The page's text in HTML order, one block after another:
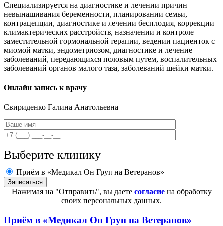
Специализируется на диагностике и лечении причин
невынашивания беременности, планировании семьи,
контрацепции, диагностике и лечении бесплодия, коррекции
климактерических расстройств, назначении и контроле
заместительной гормональной терапии, ведении пациенток с
миомой матки, эндометриозом, диагностике и лечение
заболеваний, передающихся половым путем, воспалительных
заболеваний органов малого таза, заболеваний шейки матки.
Онлайн запись к врачу
Свириденко Галина Анатольевна
Выберите клинику
Приём в «Медикал Он Груп на Ветеранов»
Нажимая на "Отправить", вы даете согласиена обработку
своих персональных данных.
Приём в «Медикал Он Груп на Ветеранов»